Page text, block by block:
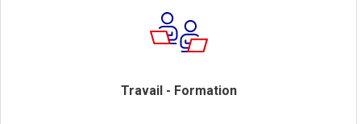
Travail - Formation